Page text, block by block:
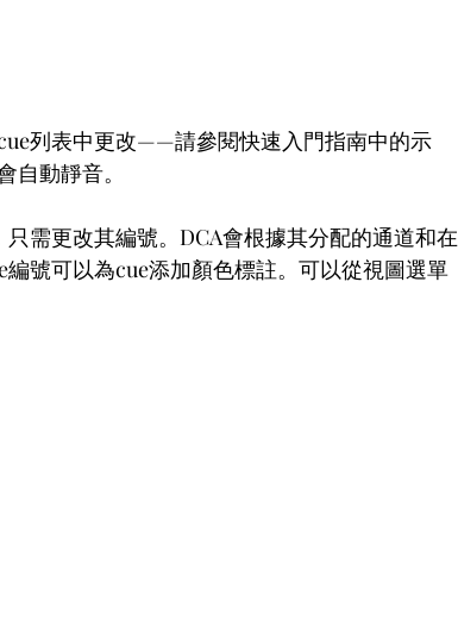
列表中更改——請參閱快速入門指南中的示
動靜音。
需更改其編號。DCA會根據其分配的通道和在
號可以為cue添加顏色標註。可以從視圖選單